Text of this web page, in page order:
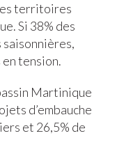
territoires
Si 38% des
tension.
Martinique
d’embauche
et 26,5% de